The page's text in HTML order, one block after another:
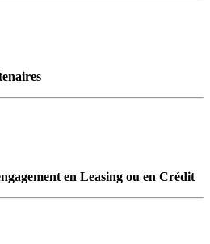
en Leasing ou en Crédit